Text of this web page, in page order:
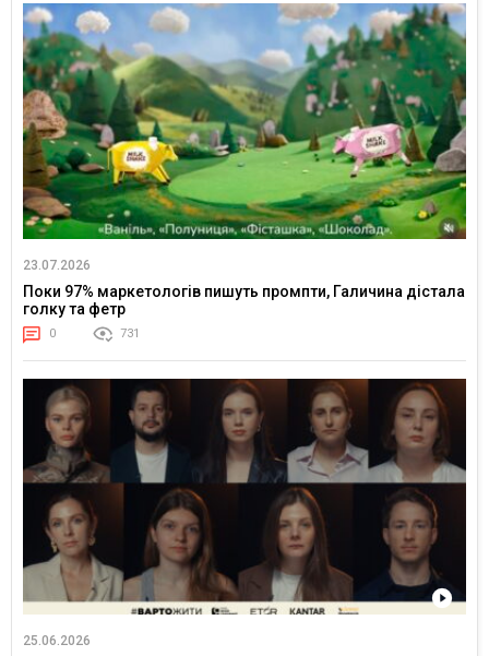
23.07.2026
Поки 97% маркетологів пишуть промпти, Галичина дістала
голку та фетр
0 731
25.06.2026